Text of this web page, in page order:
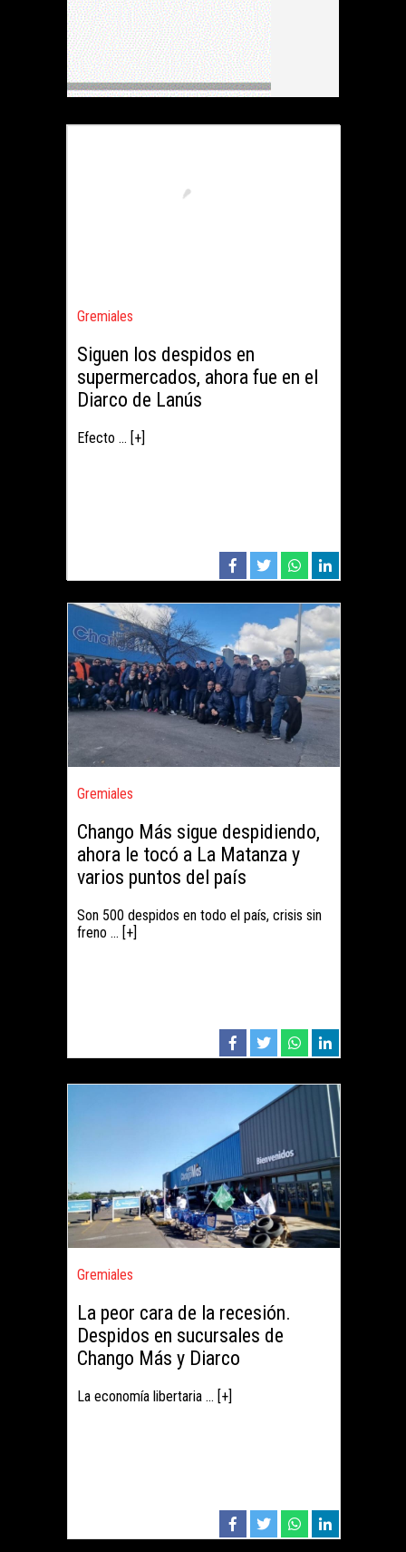
Gremiales
Siguen los despidos en
supermercados, ahora fue en el
Diarco de Lanús
Efecto ... [+]
Gremiales
Chango Más sigue despidiendo,
ahora le tocó a La Matanza y
varios puntos del país
Son 500 despidos en todo el país, crisis sin
freno ... [+]
Gremiales
La peor cara de la recesión.
Despidos en sucursales de
Chango Más y Diarco
La economía libertaria ... [+]